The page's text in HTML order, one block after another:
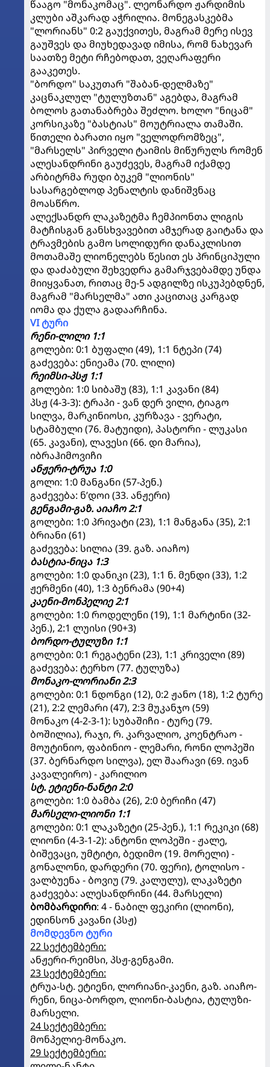
წააგო "მონაკომაც". ლეონარდო ჟარდიმის
კლუბი აშკარად აჭრილია. მონეგასკებმა
"ლორიანს" 0:2 გაუქვითეს, მაგრამ მერე ისევ
გაუშვეს და მიუხედავად იმისა, რომ ნახევარ
საათზე მეტი რჩებოდათ, ვეღარაფერი
გააკეთეს.
"ბორდო" საკუთარ "შაბან-დელმაზე"
კაცნაკლულ "ტულუზთან" აგებდა, მაგრამ
ბოლოს გათანაბრება შეძლო. ხოლო "ნიცამ"
კორსიკაზე "ბასტიას" მოუტრიალა თამაში.
წითელი ბარათი იყო "ველოდრომზეც",
"მარსელს" პირველი ტაიმის მიწურულს რომენ
ალესანდრინი გაუძევეს, მაგრამ იქამდე
არბიტრმა რუდი ბუკემ "ლიონის"
სასარგებლოდ პენალტის დანიშვნაც
მოასწრო.
ალექსანდრ ლაკაზეტმა ჩემპიონთა ლიგის
მატჩისგან განსხვავებით ამჯერად გაიტანა და
ტრავმების გამო სოლიდური დანაკლისით
მოთამაშე ლიონელებს წესით ეს პრინციპული
და დაძაბული შეხვედრა გამარჯვებამდე უნდა
მიიყვანათ, რითაც მე-5 ადგილზე ისკუპებდნენ,
მაგრამ "მარსელმა" ათი კაცითაც კარგად
იომა და ქულა გადაარჩინა.
VI ტური
რენი-ლილი 1:1
გოლები: 0:1 ბუფალი (49), 1:1 ნტეპი (74)
გაძევება: ენიეამა (70. ლილი)
რეიმსი-პსჟ 1:1
გოლები: 1:0 სიბაშუ (83), 1:1 კავანი (84)
პსჟ (4-3-3): ტრაპი - ვან დერ ვილი, ტიაგო
სილვა, მარკინიოსი, კურზავა - ვერატი,
სტამბული (76. მატუიდი), პასტორი - ლუკასი
(65. კავანი), ლავესი (66. დი მარია),
იბრაჰიმოვიჩი
ანჟერი-ტრუა 1:0
გოლი: 1:0 მანგანი (57-პენ.)
გაძევება: ნ’დოი (33. ანჟერი)
გენგამი-გაზ. აიაჩო 2:1
გოლები: 1:0 პრივატი (23), 1:1 მანგანა (35), 2:1
ბრიანი (61)
გაძევება: სილია (39. გაზ. აიაჩო)
ბასტია-ნიცა 1:3
გოლები: 1:0 დანიკი (23), 1:1 ნ. მენდი (33), 1:2
ჟერმენი (40), 1:3 ბენრამა (90+4)
კაენი-მონპელიე 2:1
გოლები: 1:0 როდელენი (19), 1:1 მარტინი (32-
პენ.), 2:1 ლუისი (90+3)
ბორდო-ტულუზი 1:1
გოლები: 0:1 რეგატენი (23), 1:1 კრიველი (89)
გაძევება: ტერხო (77. ტულუზა)
მონაკო-ლორიანი 2:3
გოლები: 0:1 ნდონგი (12), 0:2 ჟანო (18), 1:2 ტურე
(21), 2:2 ლემარი (47), 2:3 მუკანჯო (59)
მონაკო (4-2-3-1): სუბაშიჩი - ტურე (79.
ბოშილია), რაჯი, რ. კარვალიო, კოენტრაო -
მოუტინიო, ფაბინიო - ლემარი, რონი ლოპეში
(37. ბერნარდო სილვა), ელ შაარავი (69. ივან
კავალეირო) - კარილიო
სტ. ეტიენი-ნანტი 2:0
გოლები: 1:0 ბამბა (26), 2:0 ბერიჩი (47)
მარსელი-ლიონი 1:1
გოლები: 0:1 ლაკაზეტი (25-პენ.), 1:1 რეკიკი (68)
ლიონი (4-3-1-2): ანტონი ლოპეში - ჟალე,
ბიშევაცი, უმტიტი, ბედიმო (19. მორელი) -
გონალონი, დარდერი (70. ფერი), ტოლისო -
ვალბუენა - ბოვიუ (79. კალულუ), ლაკაზეტი
გაძევება: ალესანდრინი (44. მარსელი)
ბომბარდირი: 4 - ნაბილ ფეკირი (ლიონი),
ედინსონ კავანი (პსჟ)
მომდევნო ტური
22 სექტემბერი:
ანჟერი-რეიმსი, პსჟ-გენგამი.
23 სექტემბერი:
ტრუა-სტ. ეტიენი, ლორიანი-კაენი, გაზ. აიაჩო-
რენი, ნიცა-ბორდო, ლიონი-ბასტია, ტულუზი-
მარსელი.
24 სექტემბერი:
მონპელიე-მონაკო.
29 სექტემბერი: